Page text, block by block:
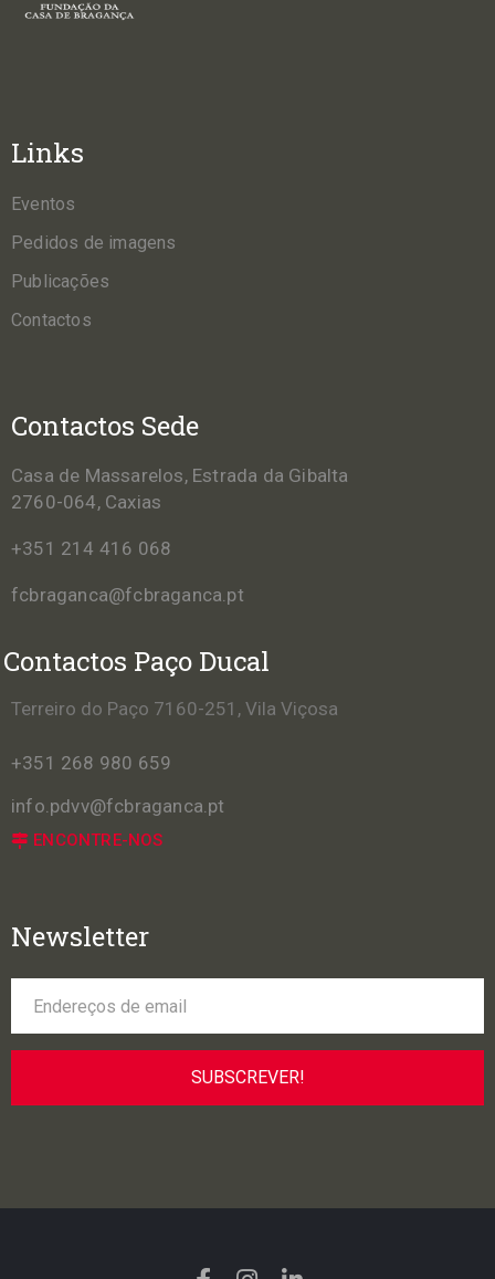
Links
Eventos
Pedidos de imagens
Publicações
Contactos
Contactos Sede
Casa de Massarelos, Estrada da Gibalta
2760-064, Caxias
+351 214 416 068
fcbraganca@fcbraganca.pt
Contactos Paço Ducal
Terreiro do Paço 7160-251, Vila Viçosa
+351 268 980 659
info.pdvv@fcbraganca.pt
ENCONTRE-NOS
Newsletter